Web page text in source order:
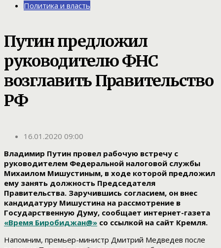
Политика и власть
Путин предложил
руководителю ФНС
возглавить Правительство
РФ
16.01.2020 09:00
Владимир Путин провел рабочую встречу с
руководителем Федеральной налоговой службы
Михаилом Мишустиным, в ходе которой предложил
ему занять должность Председателя
Правительства. Заручившись согласием, он внес
кандидатуру Мишустина на рассмотрение в
Государственную Думу, сообщает интернет-газета
«Время Биробиджан@» со ссылкой на сайт Кремля.
Напомним, премьер-министр Дмитрий Медведев после